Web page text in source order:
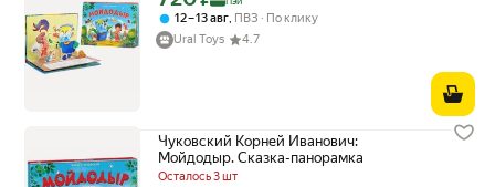
12 – 13 авг, ПВЗ
По клику
Ural Toys
4.7
Чуковский Корней Иванович:
Мойдодыр. Сказка-панорамка
Осталось 3 шт